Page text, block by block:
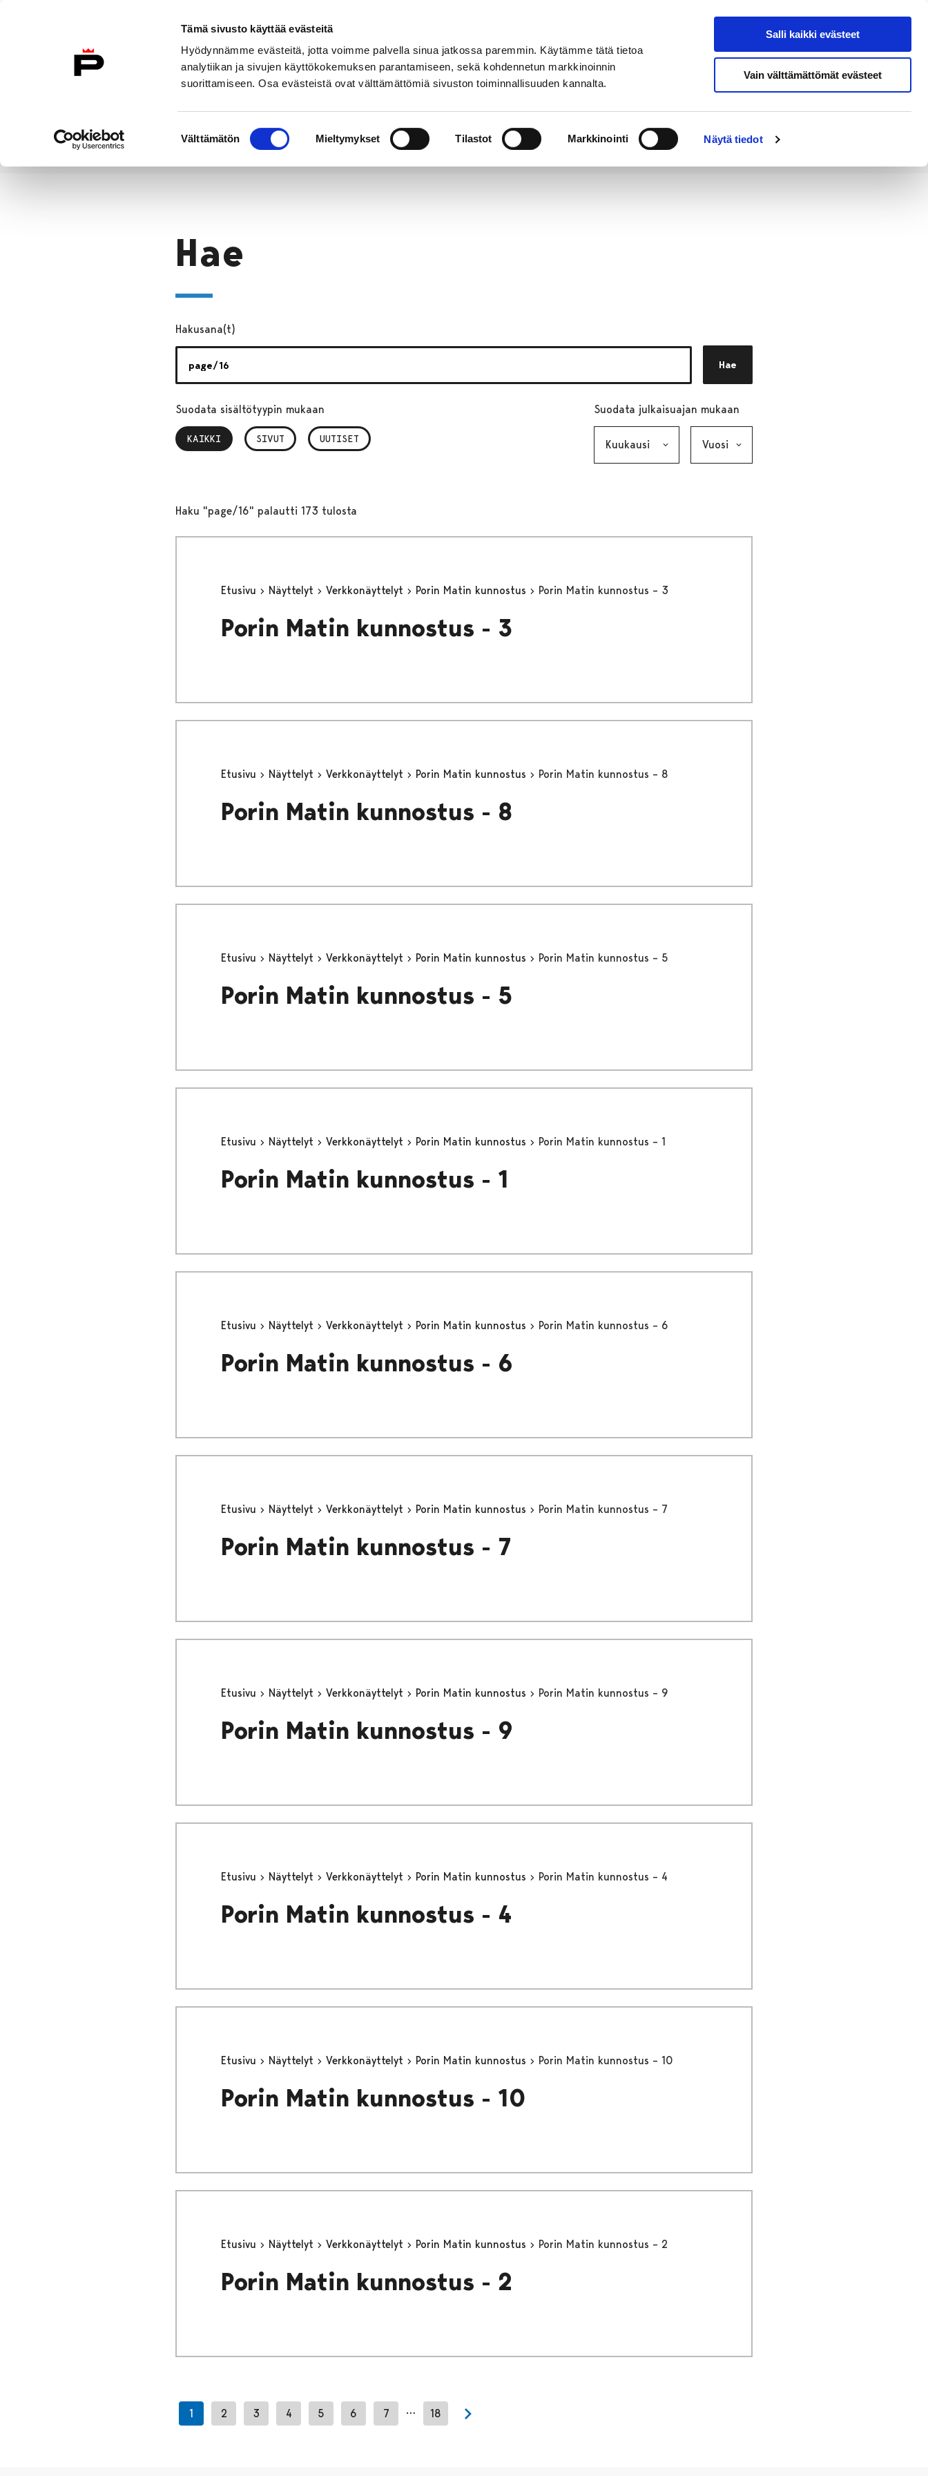
Tämä sivusto käyttää evästeitä
Hyödynnämme evästeitä, jotta voimme palvella sinua jatkossa paremmin. Käytämme tätä tietoa
analytiikan ja sivujen käyttökokemuksen parantamiseen, sekä kohdennetun markkinoinnin
suorittamiseen. Osa evästeistä ovat välttämättömiä sivuston toiminnallisuuden kannalta.
valinta
Välttämätön Mieltymykset Tilastot Markkinointi Näytä tiedot
Salli kaikki evästeet
Vain välttämättömät evästeet
Etusivulle
Hae sivustolta
Etusivu
Hae
Hakusana(t)
Hae
Suodata sisältötyypin mukaan
KAIKKI
, VALITTU SIVUT UUTISET
Suodata julkaisuajan mukaan
Haku "page/16" palautti 173 tulosta
Etusivu Näyttelyt Verkkonäyttelyt Porin Matin kunnostus Porin Matin kunnostus – 3
Porin Matin kunnostus - 3
Etusivu Näyttelyt Verkkonäyttelyt Porin Matin kunnostus Porin Matin kunnostus – 8
Porin Matin kunnostus - 8
Etusivu Näyttelyt Verkkonäyttelyt Porin Matin kunnostus Porin Matin kunnostus – 5
Porin Matin kunnostus - 5
Etusivu Näyttelyt Verkkonäyttelyt Porin Matin kunnostus Porin Matin kunnostus – 1
Porin Matin kunnostus - 1
Etusivu Näyttelyt Verkkonäyttelyt Porin Matin kunnostus Porin Matin kunnostus – 6
Porin Matin kunnostus - 6
Etusivu Näyttelyt Verkkonäyttelyt Porin Matin kunnostus Porin Matin kunnostus – 7
Porin Matin kunnostus - 7
Etusivu Näyttelyt Verkkonäyttelyt Porin Matin kunnostus Porin Matin kunnostus – 9
Porin Matin kunnostus - 9
Etusivu Näyttelyt Verkkonäyttelyt Porin Matin kunnostus Porin Matin kunnostus – 4
Porin Matin kunnostus - 4
Etusivu Näyttelyt Verkkonäyttelyt Porin Matin kunnostus Porin Matin kunnostus – 10
Porin Matin kunnostus - 10
Etusivu Näyttelyt Verkkonäyttelyt Porin Matin kunnostus Porin Matin kunnostus – 2
Porin Matin kunnostus - 2
1 2 3 4 5 6 7 … 18